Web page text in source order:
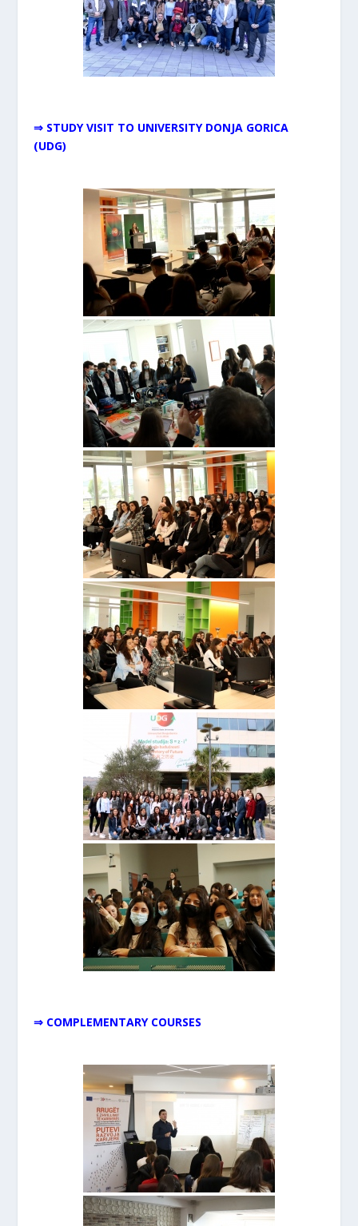
⇒ STUDY VISIT TO UNIVERSITY DONJA GORICA
(UDG)
⇒ COMPLEMENTARY COURSES